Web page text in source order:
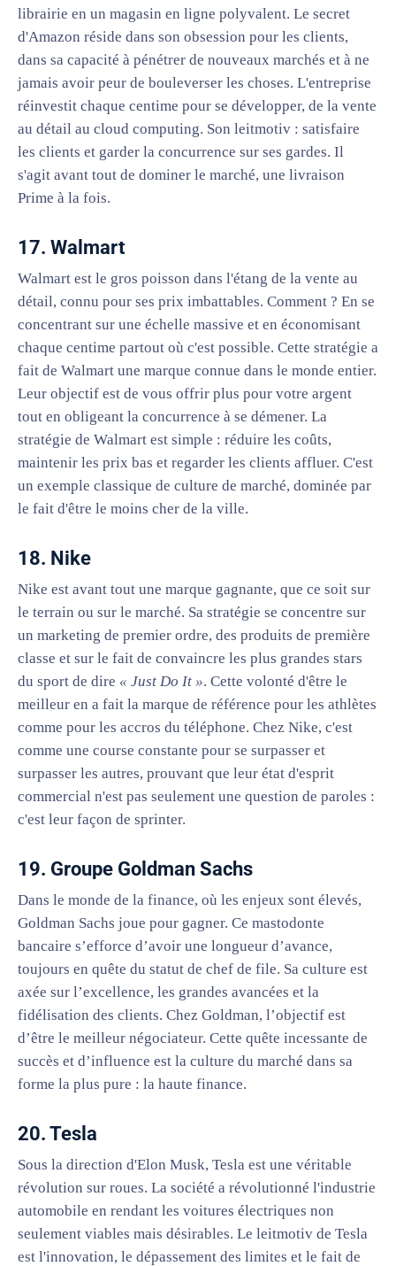
librairie en un magasin en ligne polyvalent. Le secret
d'Amazon réside dans son obsession pour les clients,
dans sa capacité à pénétrer de nouveaux marchés et à ne
jamais avoir peur de bouleverser les choses. L'entreprise
réinvestit chaque centime pour se développer, de la vente
au détail au cloud computing. Son leitmotiv : satisfaire
les clients et garder la concurrence sur ses gardes. Il
s'agit avant tout de dominer le marché, une livraison
Prime à la fois.
17. Walmart
Walmart est le gros poisson dans l'étang de la vente au
détail, connu pour ses prix imbattables. Comment ? En se
concentrant sur une échelle massive et en économisant
chaque centime partout où c'est possible. Cette stratégie a
fait de Walmart une marque connue dans le monde entier.
Leur objectif est de vous offrir plus pour votre argent
tout en obligeant la concurrence à se démener. La
stratégie de Walmart est simple : réduire les coûts,
maintenir les prix bas et regarder les clients affluer. C'est
un exemple classique de culture de marché, dominée par
le fait d'être le moins cher de la ville.
18. Nike
Nike est avant tout une marque gagnante, que ce soit sur
le terrain ou sur le marché. Sa stratégie se concentre sur
un marketing de premier ordre, des produits de première
classe et sur le fait de convaincre les plus grandes stars
du sport de dire « Just Do It ». Cette volonté d'être le
meilleur en a fait la marque de référence pour les athlètes
comme pour les accros du téléphone. Chez Nike, c'est
comme une course constante pour se surpasser et
surpasser les autres, prouvant que leur état d'esprit
commercial n'est pas seulement une question de paroles :
c'est leur façon de sprinter.
19. Groupe Goldman Sachs
Dans le monde de la finance, où les enjeux sont élevés,
Goldman Sachs joue pour gagner. Ce mastodonte
bancaire s’efforce d’avoir une longueur d’avance,
toujours en quête du statut de chef de file. Sa culture est
axée sur l’excellence, les grandes avancées et la
fidélisation des clients. Chez Goldman, l’objectif est
d’être le meilleur négociateur. Cette quête incessante de
succès et d’influence est la culture du marché dans sa
forme la plus pure : la haute finance.
20. Tesla
Sous la direction d'Elon Musk, Tesla est une véritable
révolution sur roues. La société a révolutionné l'industrie
automobile en rendant les voitures électriques non
seulement viables mais désirables. Le leitmotiv de Tesla
est l'innovation, le dépassement des limites et le fait de